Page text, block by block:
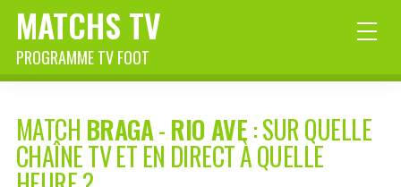
MATCHS TV
PROGRAMME TV FOOT
MATCH BRAGA-RIO AVE: SUR QUELLE
CHAÎNE TV ET EN DIRECT À QUELLE